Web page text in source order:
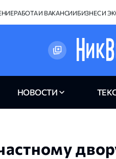
РАБОТА И ВАКАНСИИБИЗНЕС И
НОВОСТИ